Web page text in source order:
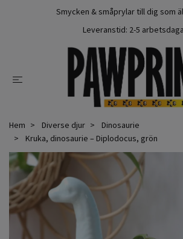
Smycken & småprylar till dig som
Leveranstid: 2-5
Hem Diverse djur
Dinosaurie
Kruka, dinosaurie – Diplodocus, grön